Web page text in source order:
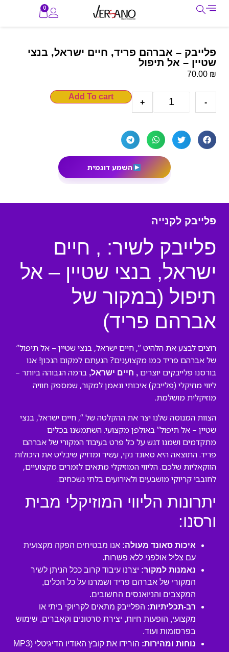
0
פלייבק – אברהם פריד, חיים ישראל, בנצי
שטיין – אל תיפול
70.00 ₪
-
+
Add To cart
השמע דוגמית
פלייבק לקנייה
פלייבק לשיר: , חיים
ישראל, בנצי שטיין – אל
תיפול (במקור של
אברהם פריד)
רוצים לבצע את הלהיט “, חיים ישראל, בנצי שטיין – אל תיפול”
של אברהם פריד כמו מקצוענים? הגעתם למקום הנכון! אנו
בורסנו פלייבקים יוצרים , חיים ישראל, ברמה הגבוהה ביותר –
ליווי מוזיקלי (פלייבק) איכותי ונאמן למקור, שמספק חוויה
מוזיקלית מושלמת.
הצוות המנוסה שלנו יצר את ההקלטה של “, חיים ישראל, בנצי
שטיין – אל תיפול” באולפן מקצועי. השתמשנו בכלים
מתקדמים ושמנו דגש על כל פרט בעיבוד המקורי של אברהם
פריד. התוצאה היא סאונד נקי, עשיר ומדויק שיבליט את היכולות
הווקאליות שלכם. הליווי המוזיקלי מתאים לזמרים מקצועיים,
לחובבי קריוקי מושבעים ולאירועים בלתי נשכחים.
יתרונות הליווי המוזיקלי מבית
ורסנו:
איכות סאונד מעולה: אנו מבטיחים הפקה מקצועית
עם צליל אולפני ללא פשרות.
נאמנות למקור: יצרנו עיבוד קרוב ככל הניתן לשיר
המקורי של אברהם פריד ושמרנו על כל הכלים,
המקצבים והניואנסים החשובים.
רב-תכליתיות: הפלייבק מתאים לקריוקי ביתי או
מקצועי, הופעות חיות, יצירת סרטונים וקאברים, שימוש
בפרסומות ועוד.
נוחות ומהירות:
הורידו את קובץ האודיו הדיגיטלי (MP3